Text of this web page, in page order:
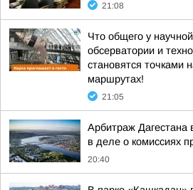
21:08
Что общего у
обсерватории и
становятся точками
маршрутах!
21:05
Арбитраж Дагестана
в деле о комиссиях
20:40